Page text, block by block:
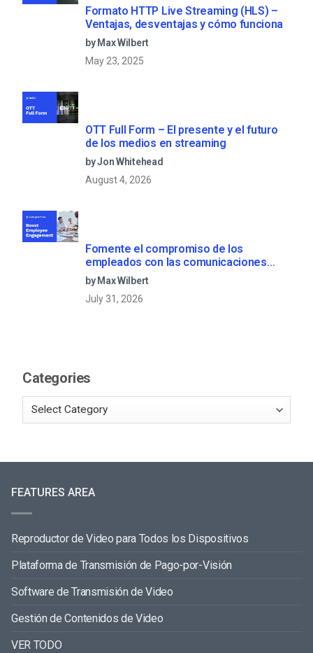
Formato HTTP Live Streaming (HLS) –
Ventajas, desventajas y cómo funciona
by Max Wilbert
May 23, 2025
OTT Full Form – El presente y el futuro
de los medios en streaming
by Jon Whitehead
August 4, 2026
Fomente el compromiso de los
empleados con las comunicaciones
corporativas en directo
by Max Wilbert
July 31, 2026
Categories
FEATURES AREA
Reproductor de Video para Todos los Dispositivos
Plataforma de Transmisión de Pago-por-Visión
Software de Transmisión de Video
Gestión de Contenidos de Video
VER TODO